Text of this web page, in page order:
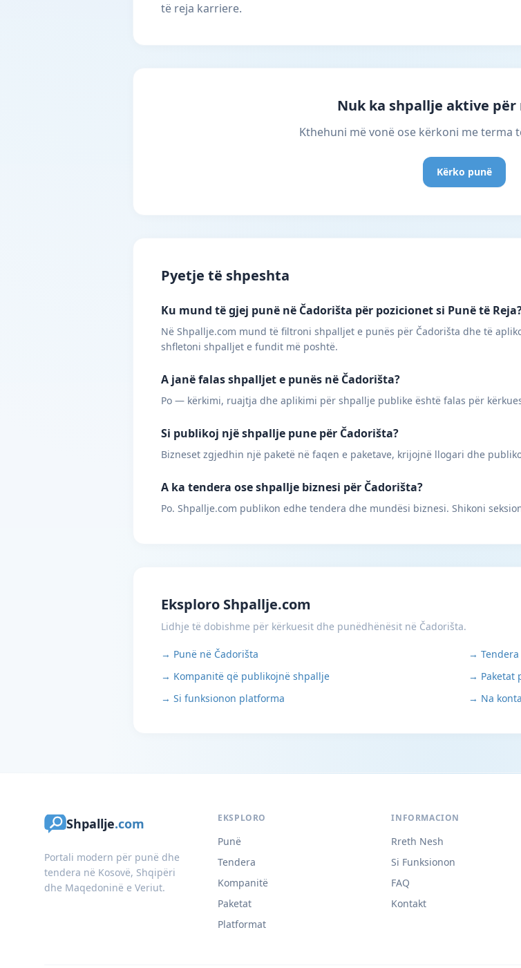
të reja karriere.
Nuk ka shpallje aktive
Kthehuni më vonë ose kërkoni me terma
Kërko punë
Pyetje të shpeshta
Ku mund të gjej punë në Čadorišta për pozicionet si Punë të
Në Shpallje.com mund të filtroni shpalljet e punës për Čadorišta dhe të
shfletoni shpalljet e fundit më poshtë.
A janë falas shpalljet e punës në Čadorišta?
Po — kërkimi, ruajtja dhe aplikimi për shpallje publike është falas për
Si publikoj një shpallje pune për Čadorišta?
Bizneset zgjedhin një paketë në faqen e paketave, krijojnë llogari dhe
A ka tendera ose shpallje biznesi për Čadorišta?
Po. Shpallje.com publikon edhe tendera dhe mundësi biznesi. Shikoni
Eksploro Shpallje.com
Lidhje të dobishme për kërkuesit dhe punëdhënësit në Čadorišta.
→ Punë në Čadorišta
→ Tendera
→ Kompanitë që publikojnë shpallje
→ Paketat
→ Si funksionon platforma
→ Na
Shpallje.com
Portali modern për punë dhe
tendera në Kosovë, Shqipëri
dhe Maqedoninë e Veriut.
EKSPLORO
Punë
Tendera
Kompanitë
Paketat
Platformat
INFORMACION
Rreth Nesh
Si Funksionon
FAQ
Kontakt